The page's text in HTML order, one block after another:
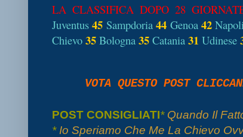
LA CLASSIFICA DOPO 28
Juventus 45 Sampdoria44 Genoa42Napoli
Chievo 35 Bologna 35 Catania 31 Udinese
VOTA QUESTO POST
POST CONSIGLIATI* Quando Il
* Io Speriamo Che Me La Chievo